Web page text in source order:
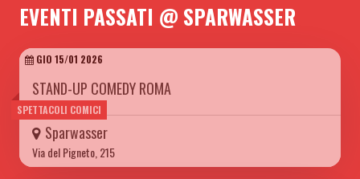
EVENTI PASSATI @ SPARWASSER
SPETTACOLI COMICI
GIO 15/01 2026
STAND-UP COMEDY ROMA
Sparwasser
Via del Pigneto, 215